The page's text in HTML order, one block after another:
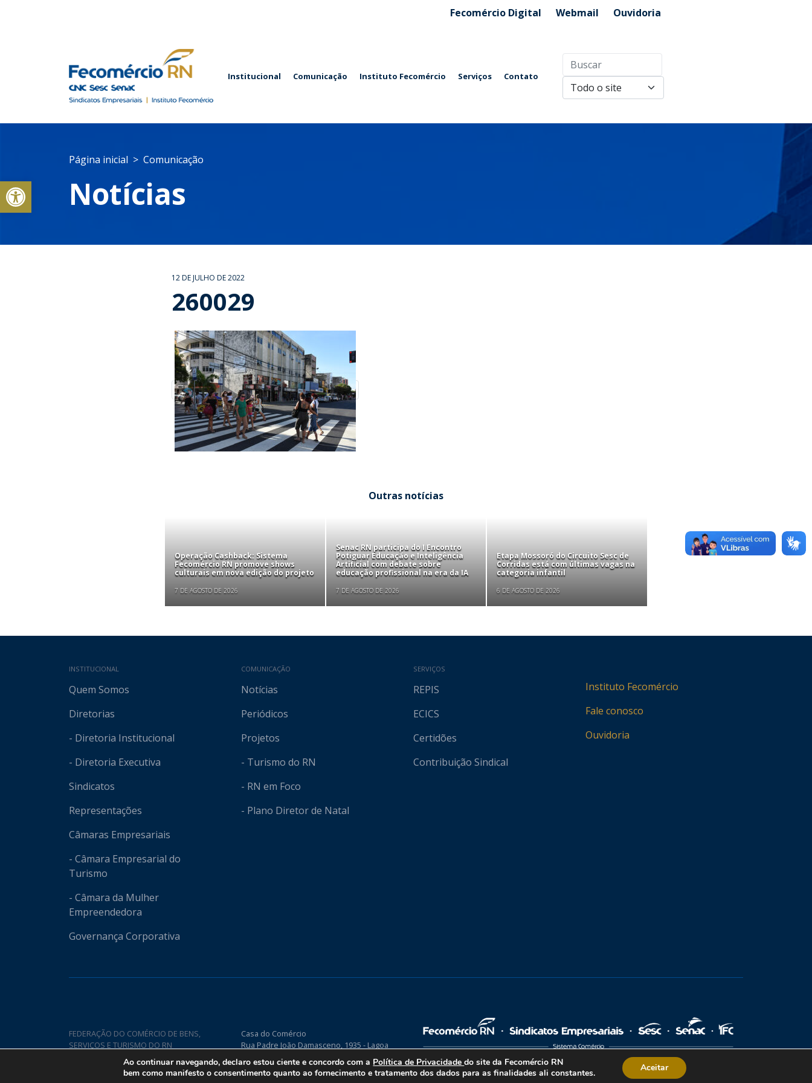
Abrir a barra de ferramentas
Fecomércio Digital Webmail Ouvidoria
Institucional Comunicação Instituto Fecomércio Serviços Contato
Página inicial Comunicação
Notícias
12 DE JULHO DE 2022
260029
Outras notícias
Operação Cashback: Sistema
Fecomércio RN promove shows
culturais em nova edição do projeto
7 DE AGOSTO DE 2026
Senac RN participa do I Encontro
Potiguar Educação e Inteligência
Artificial com debate sobre
educação profissional na era da IA
7 DE AGOSTO DE 2026
Etapa Mossoró do Circuito Sesc de
Corridas está com últimas vagas na
categoria infantil
6 DE AGOSTO DE 2026
Mapa do site
INSTITUCIONAL
Quem Somos
Diretorias
- Diretoria Institucional
- Diretoria Executiva
Sindicatos
Representações
Câmaras Empresariais
- Câmara Empresarial do
Turismo
- Câmara da Mulher
Empreendedora
Governança Corporativa
COMUNICAÇÃO
Notícias
Periódicos
Projetos
- Turismo do RN
- RN em Foco
- Plano Diretor de Natal
SERVIÇOS
REPIS
ECICS
Certidões
Contribuição Sindical
Instituto Fecomércio
Fale conosco
Ouvidoria
FEDERAÇÃO DO COMÉRCIO DE BENS,
SERVIÇOS E TURISMO DO RN
Casa do Comércio
Rua Padre João Damasceno, 1935 - Lagoa
Nova CEP 59075-760
Ao continuar navegando, declaro estou ciente e concordo com a Política de Privacidadedo site da Fecomércio RN
bem como manifesto o consentimento quanto ao fornecimento e tratamento dos dados para as finalidades ali constantes.
Aceitar